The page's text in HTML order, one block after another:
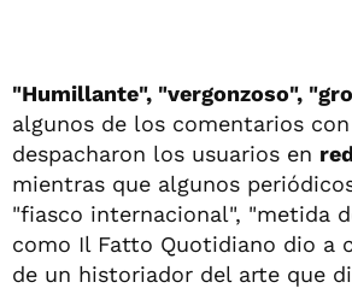
"Humillante", "vergonzoso",
algunos de los comentarios
despacharon los usuarios en
mientras que algunos
"fiasco internacional", "metida
como Il Fatto Quotidiano dio a
de un historiador del arte que